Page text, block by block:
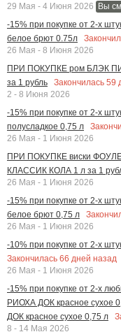
29 Мая - 4 Июня 2026
Вы
-15% при покупке от 2-х
белое брют 0.75л
26 Мая - 8 Июня 2026
ПРИ ПОКУПКЕ ром БЛЭК
за 1 рубль
Закончилась 59
2 - 8 Июня 2026
-15% при покупке от 2-х
полусладкое 0,75 л
26 Мая - 1 Июня 2026
ПРИ ПОКУПКЕ виски
КЛАССИК КОЛА 1 л за 1
26 Мая - 1 Июня 2026
-15% при покупке от 2-х
белое брют 0,75 л
26 Мая - 1 Июня 2026
-10% при покупке от 2-х
Закончилась 66 дней назад
26 Мая - 1 Июня 2026
-15% при покупке от 2-х
РИОХА ДОК красное
ДОК красное сухое 0,75 л
8 - 14 Мая 2026